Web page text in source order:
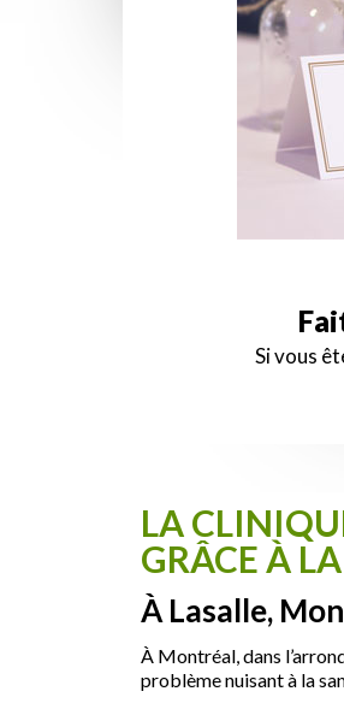
Si vous
LA
GRÂCE À
À Lasalle,
À Montréal, dans
problème nuisant à la